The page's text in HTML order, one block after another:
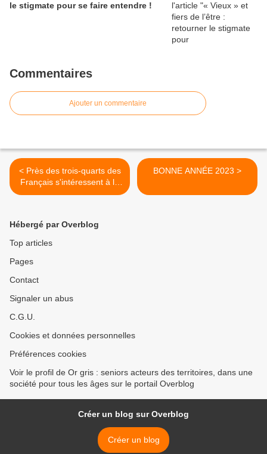
le stigmate pour se faire entendre !
Commentaires
Ajouter un commentaire
< Près des trois-quarts des
Français s'intéressent à la
généalogie
BONNE ANNÉE 2023 >
Hébergé par Overblog
Top articles
Pages
Contact
Signaler un abus
C.G.U.
Cookies et données personnelles
Préférences cookies
Voir le profil de Or gris : seniors acteurs des territoires, dans une
société pour tous les âges sur le portail Overblog
Créer un blog sur Overblog
Créer un blog